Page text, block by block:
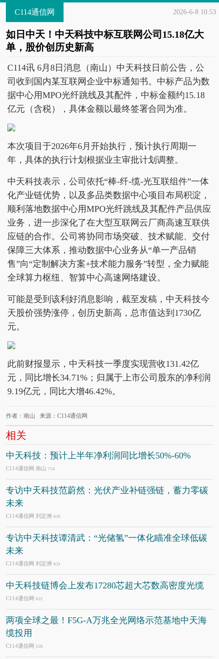
C114通信网 2026-6-8 10:53
如日中天！中天科技中标互联网公司15.18亿大
单，股价创历史新高
C114讯 6月8日消息（南山）中天科技日前公告，公
司收到国内某互联网企业中标通知书。中标产品为数
据中心用MPO光纤跳线及其配件，中标金额约15.18
亿元（含税），具体金额以最终签署合同为准。
本次项目于2026年6月开始执行，预计执行周期一
年，具体的执行计划根据业主审批计划调整。
中天科技表示，公司依托“棒-纤-缆-光互联组件”一体
化产业链优势，以及多品类数据中心项目布局积淀，
顺利落地数据中心用MPO光纤跳线及其配件产品供应
业务，进一步深化了在大型互联网云厂商高速互联供
应链的合作。公司将协同市场突破、技术赋能、交付
保障三大体系，推动数据中心业务从“单一产品销
售”向“定制解决方案+技术能力服务”转型，全力赋能
全球算力枢纽、智算中心高速网络建设。
可能是受到该利好消息影响，截至发稿，中天科技今
天股价强势涨停，创历史新高，总市值达到1730亿
元。
此前财报显示，中天科技一季度实现营收131.42亿
元，同比增长34.71%；归属于上市公司股东的净利润
9.19亿元，同比大增46.42%。
作者：南山 来源：C114通信网
相关
中天科技：预计上半年净利润同比增长50%-60%
C114通信网 南山 7/14
专访中天科技范蔚然：光伏产业补链强链，蓄力零碳
未来
C114通信网 刘定洲 6/26
专访中天科技谭清武：“光储氢”一体化瞄准全球低碳
未来
C114通信网 刘定洲 6/24
中天科技链博会上发布17280芯超大芯数高密度光缆
C114通信网 6/22
两项全球之最！F5G-A万兆全光网络示范基地中天海
缆投用
C114通信网 5/28